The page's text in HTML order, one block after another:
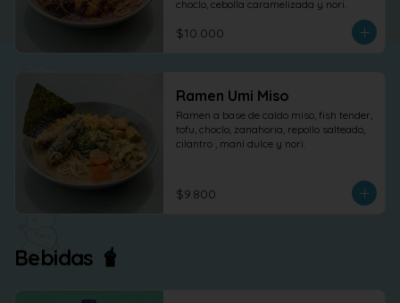
choclo, cebolla caramelizada y nori.
$10.000
Ramen Umi Miso
Ramen a base de caldo miso, fish tender,
tofu, choclo, zanahoria, repollo salteado,
cilantro , maní dulce y nori.
$9.800
Bebidas 🧋